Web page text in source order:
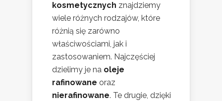
kosmetycznych znajdziemy
wiele różnych rodzajów, które
różnią się zarówno
właściwościami, jak i
zastosowaniem. Najczęściej
dzielimy je na oleje
rafinowane oraz
nierafinowane. Te drugie, dzięki